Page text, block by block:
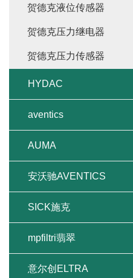
贺德克液位传感器
贺德克压力继电器
贺德克压力传感器
HYDAC
aventics
AUMA
安沃驰AVENTICS
SICK施克
mpfiltri翡翠
意尔创ELTRA